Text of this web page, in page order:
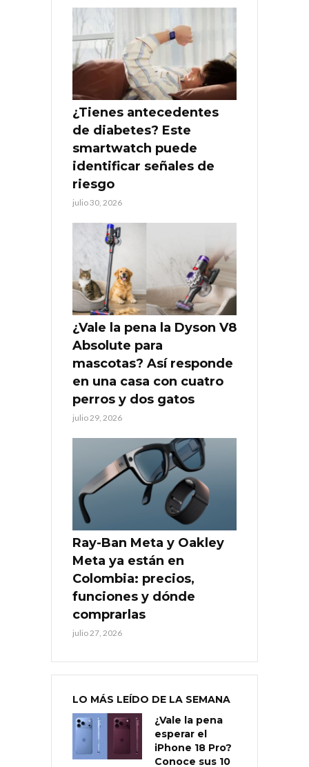
¿Tienes antecedentes
de diabetes? Este
smartwatch puede
identificar señales de
riesgo
julio 30, 2026
¿Vale la pena la Dyson V8
Absolute para
mascotas? Así responde
en una casa con cuatro
perros y dos gatos
julio 29, 2026
Ray-Ban Meta y Oakley
Meta ya están en
Colombia: precios,
funciones y dónde
comprarlas
julio 27, 2026
LO MÁS LEÍDO DE LA SEMANA
¿Vale la pena
esperar el
iPhone 18 Pro?
Conoce sus 10